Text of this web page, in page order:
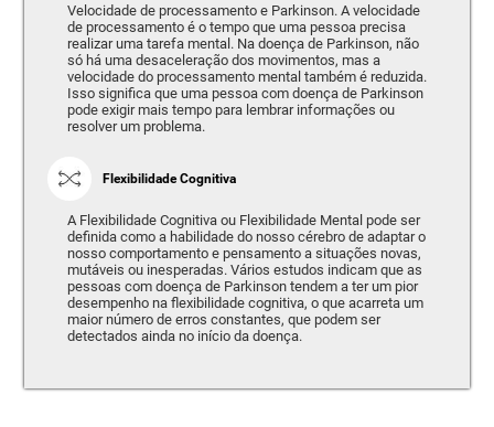
Velocidade de processamento e Parkinson. A velocidade
de processamento é o tempo que uma pessoa precisa
realizar uma tarefa mental. Na doença de Parkinson, não
só há uma desaceleração dos movimentos, mas a
velocidade do processamento mental também é reduzida.
Isso significa que uma pessoa com doença de Parkinson
pode exigir mais tempo para lembrar informações ou
resolver um problema.
Flexibilidade Cognitiva
A Flexibilidade Cognitiva ou Flexibilidade Mental pode ser
definida como a habilidade do nosso cérebro de adaptar o
nosso comportamento e pensamento a situações novas,
mutáveis ​​ou inesperadas. Vários estudos indicam que as
pessoas com doença de Parkinson tendem a ter um pior
desempenho na flexibilidade cognitiva, o que acarreta um
maior número de erros constantes, que podem ser
detectados ainda no início da doença.